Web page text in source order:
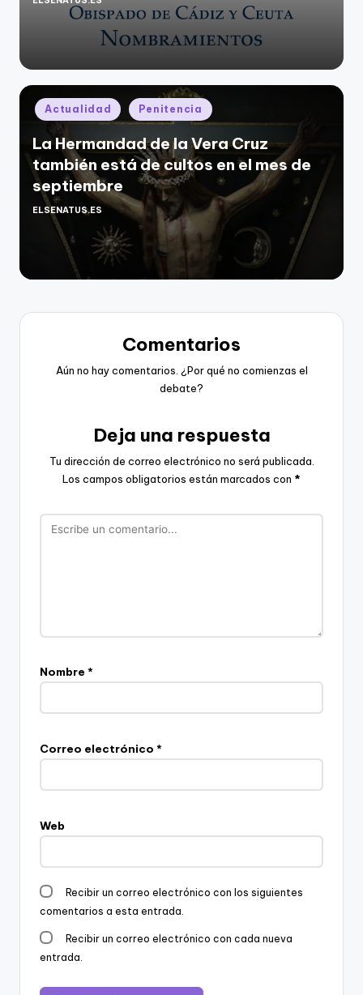
Publicado
Publicado
en
Actualidad Penitencia
La Hermandad de la Vera Cruz
también está de cultos en el mes de
septiembre
Publicado
ELSENATUS.ES
Comentarios
Aún no hay comentarios. ¿Por qué no comienzas el
debate?
Deja una respuesta
Tu dirección de correo electrónico no será publicada.
Los campos obligatorios están marcados con *
Nombre *
Correo electrónico *
Web
Recibir un correo electrónico con los siguientes
comentarios a esta entrada.
Recibir un correo electrónico con cada nueva
entrada.